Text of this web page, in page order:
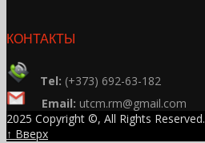
КОНТАКТЫ
Tel: (+373) 692-63-182
Email: utcm.rm@gmail.com
2025 Copyright ©, All Rights Reserved.
↑ Вверх